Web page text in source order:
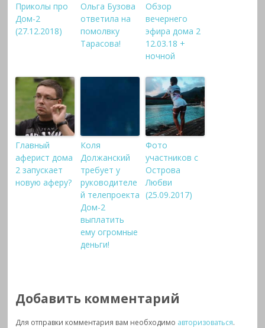
Приколы про
Дом-2
(27.12.2018)
Ольга Бузова
ответила на
помолвку
Тарасова!
Обзор
вечернего
эфира дома 2
12.03.18 +
ночной
Главный
аферист дома
2 запускает
новую аферу?
Коля
Должанский
требует у
руководителе
й телепроекта
Дом-2
выплатить
ему огромные
деньги!
Фото
участников с
Острова
Любви
(25.09.2017)
Добавить комментарий
Для отправки комментария вам необходимо авторизоваться.